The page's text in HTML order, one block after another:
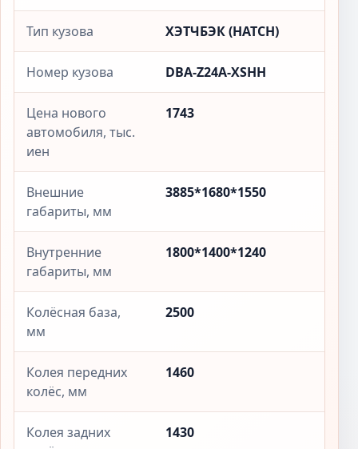
Тип кузова ХЭТЧБЭК (HATCH)
Номер кузова DBA-Z24A-XSHH
Цена нового
автомобиля, тыс.
иен
1743
Внешние
габариты, мм
3885*1680*1550
Внутренние
габариты, мм
1800*1400*1240
Колёсная база,
мм
2500
Колея передних
колёс, мм
1460
Колея задних
1430